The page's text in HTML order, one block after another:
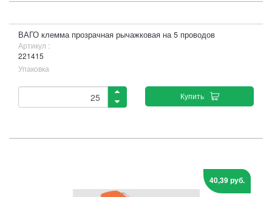
ВАГО клемма прозрачная рычажковая на 5 проводов
Артикул :
221415
Упаковка
Купить
40,39 руб.